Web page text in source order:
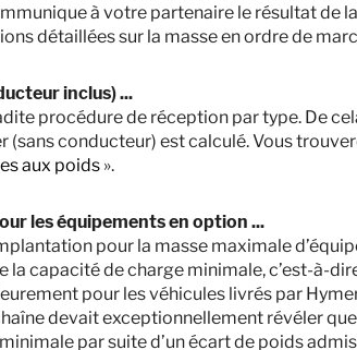
Hymer Yellowstone 640
82 000,– €
A partir de
2
à votre partenaire le résultat de
détaillées sur la masse en ordre de
inclus) ...
procédure de réception par type. De
conducteur) est calculé. Vous
aux poids ».
les équipements en option ...
pour la masse maximale
capacité de charge minimale, c’est-à-
pour les véhicules livrés par
devait exceptionnellement révéler
par suite d’un écart de poids